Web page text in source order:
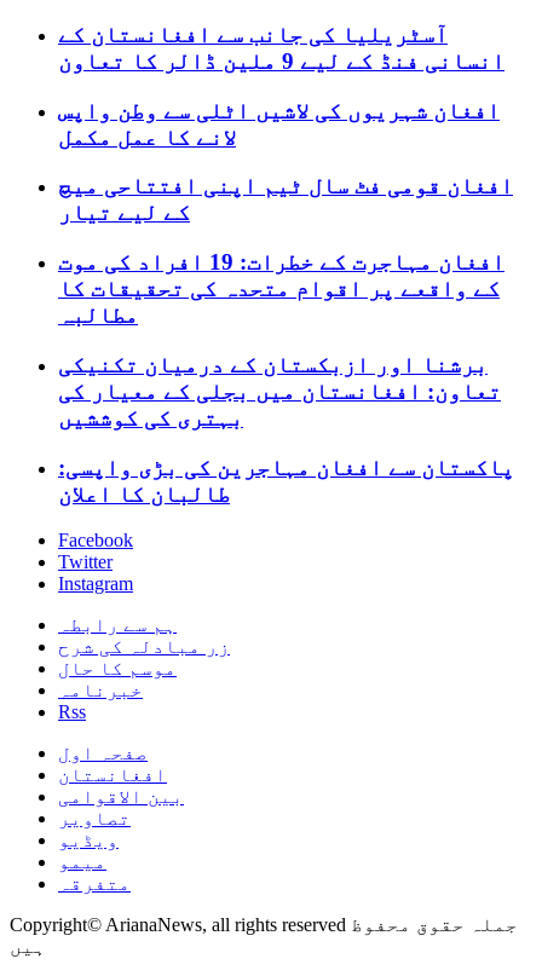
آسٹریلیا کی جانب سے افغانستان کے
انسانی فنڈ کے لیے 9 ملین ڈالر کا تعاون
افغان شہریوں کی لاشیں اٹلی سے وطن واپس
لانے کا عمل مکمل
افغان قومی فٹ سال ٹیم اپنی افتتاحی میچ
کے لیے تیار
افغان مہاجرت کے خطرات: 19 افراد کی موت
کے واقعے پر اقوام متحدہ کی تحقیقات کا
مطالبہ
برشنا اور ازبکستان کے درمیان تکنیکی
تعاون: افغانستان میں بجلی کے معیار کی
بہتری کی کوششیں
پاکستان سے افغان مہاجرین کی بڑی واپسی:
طالبان کا اعلان
Facebook
Twitter
Instagram
ہم سے رابطہ
زر مبادلہ کی شرح
موسم کا حال
خبرنامہ
Rss
صفحہ اول
افغانستان
بین الاقوامی
تصاویر
ویڈیو
میمو
متفرقہ
Copyright© ArianaNews, all rights reserved جملہ حقوق محفوظ
ہیں